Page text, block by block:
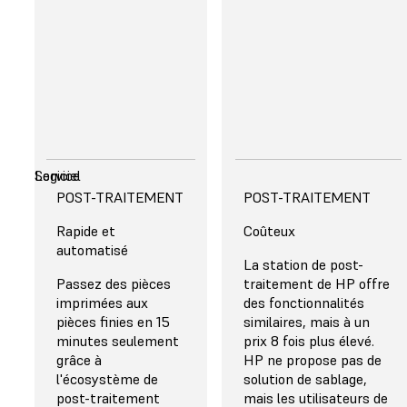
Coûts
ÉVOLUTIVITÉ,
POLYVALENCE
Évolution au rythme
de votre croissance
La série Fuse
Technologie d’impression
EFFICACITÉ
Gaspillage minimal
être agencées les
unes contre les
autres dans la
chambre de
fabrication de la
Fuse 1+ 30W pour
maximiser le
Volume d’impression
Matériaux
Flux de travail et exigences
POST-TRAITEMENT
Rapide et
automatisé
Passez des pièces
imprimées aux
pièces finies en 15
minutes seulement
grâce à
l'écosystème de
post-traitement
Logiciel
Service
ÉVOLUTIVITÉ,
POLYVALENCE
Payez pour la capacité
inutilisée
EFFICACITÉ
Gaspillage important
Le procédé MJF exige
que vous espaciez les
pièces pour réduire
l'accumulation
thermique. La densité
d'agencement
recommandée est
limitée à environ 8 –
POST-TRAITEMENT
Coûteux
La station de post-
traitement de HP offre
des fonctionnalités
similaires, mais à un
prix 8 fois plus élevé.
HP ne propose pas de
solution de sablage,
mais les utilisateurs de